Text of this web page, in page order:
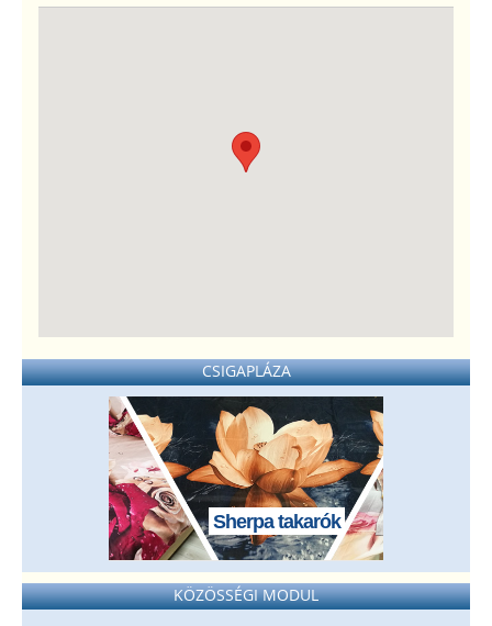
CSIGAPLÁZA
Sherpa takarók
KÖZÖSSÉGI MODUL